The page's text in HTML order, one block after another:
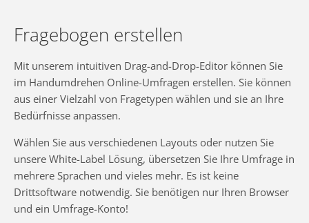
Fragebogen erstellen
Mit unserem intuitiven Drag-and-Drop-Editor können Sie
im Handumdrehen Online-Umfragen erstellen. Sie können
aus einer Vielzahl von Fragetypen wählen und sie an Ihre
Bedürfnisse anpassen.
Wählen Sie aus verschiedenen Layouts oder nutzen Sie
unsere White-Label Lösung, übersetzen Sie Ihre Umfrage in
mehrere Sprachen und vieles mehr. Es ist keine
Drittsoftware notwendig. Sie benötigen nur Ihren Browser
und ein Umfrage-Konto!